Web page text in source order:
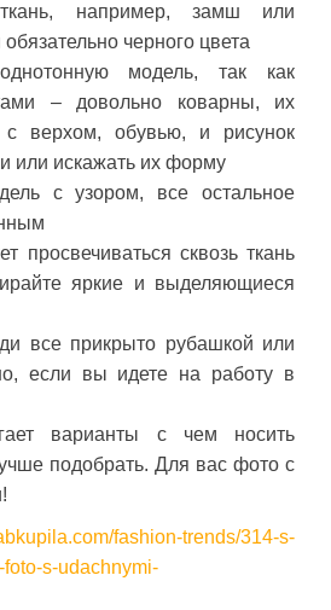
например, замш или
черного цвета
модель, так как
– довольно коварны, их
с верхом, обувью, и рисунок
или искажать их форму
с узором, все остальное
просвечиваться сквозь ткань
яркие и выделяющиеся
все прикрыто рубашкой или
если вы идете на работу в
варианты с чем носить
подобрать. Для вас фото с
fashion-trends/314-s-
s-udachnymi-